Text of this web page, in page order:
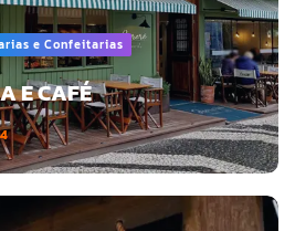
e Confeitarias
E CAFÉ